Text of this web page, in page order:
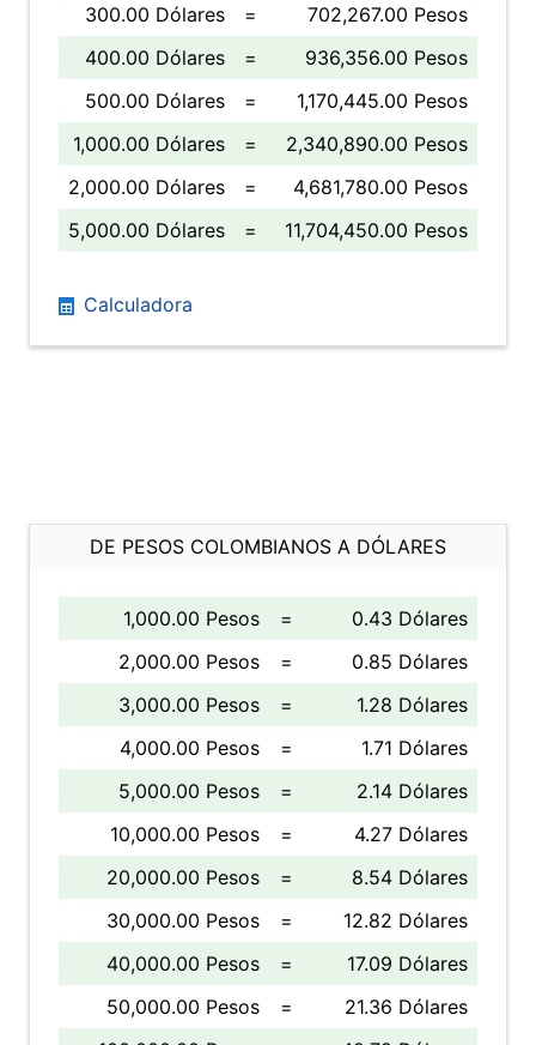
300.00 Dólares
=
702,267.00 Pesos
400.00 Dólares
=
936,356.00 Pesos
500.00 Dólares
=
1,170,445.00 Pesos
1,000.00 Dólares
=
2,340,890.00 Pesos
2,000.00 Dólares
=
4,681,780.00 Pesos
5,000.00 Dólares
= 11,704,450.00 Pesos
Calculadora
DE PESOS COLOMBIANOS A DÓLARES
1,000.00 Pesos =
0.43 Dólares
2,000.00 Pesos
=
0.85 Dólares
3,000.00 Pesos
=
1.28 Dólares
4,000.00 Pesos
=
1.71 Dólares
5,000.00 Pesos
=
2.14 Dólares
10,000.00 Pesos
=
4.27 Dólares
20,000.00 Pesos
=
8.54 Dólares
30,000.00 Pesos
=
12.82 Dólares
40,000.00 Pesos
=
17.09 Dólares
50,000.00 Pesos
=
21.36 Dólares